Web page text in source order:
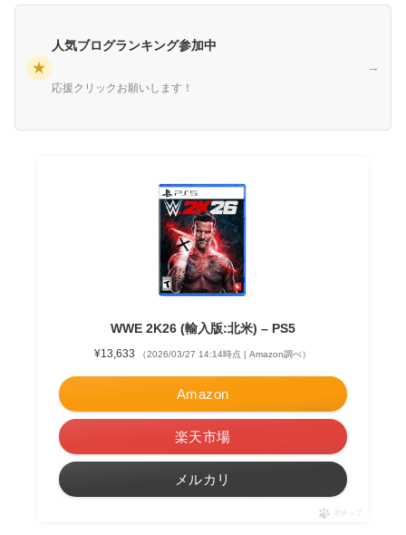
★
人気ブログランキング参加中
応援クリックお願いします！
→
WWE 2K26 (輸入版:北米) – PS5
¥13,633 （2026/03/27 14:14時点 | Amazon調べ）
Amazon
楽天市場
メルカリ
ポチップ